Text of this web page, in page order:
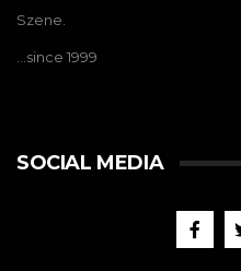
Szene.
…since 1999
SOCIAL MEDIA